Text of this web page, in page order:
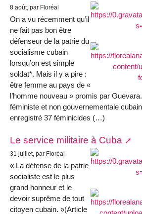
8 août, par Floréal
On a vu récemment qu’il
ne fait pas bon être
défenseur de la patrie du
socialisme cubain
lorsqu’on est simple
soldat*. Mais il y a pire :
être femme au pays de «
l’homme nouveau » promis par
féministe et non gouvernementale
enregistré 37 féminicides (…)
Le service militaire à Cuba
31 juillet, par Floréal
« La défense de la patrie
socialiste est le plus
grand honneur et le
devoir suprême de tout
citoyen cubain. »(Article